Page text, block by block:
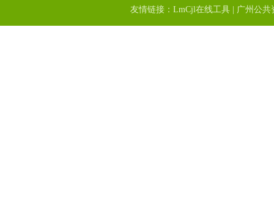
友情链接： LmCjl在线工具 广州公共